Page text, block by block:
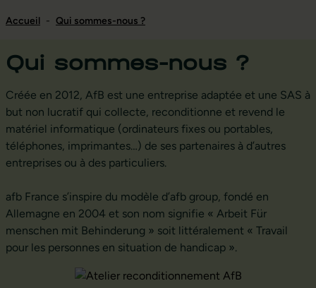
Accueil - Qui sommes-nous ?
Qui sommes-nous ?
Créée en 2012, AfB est une entreprise adaptée et une SAS à
but non lucratif qui collecte, reconditionne et revend le
matériel informatique (ordinateurs fixes ou portables,
téléphones, imprimantes…) de ses partenaires à d’autres
entreprises ou à des particuliers.
afb France s’inspire du modèle d’afb group, fondé en
Allemagne en 2004 et son nom signifie « Arbeit Für
menschen mit Behinderung » soit littéralement « Travail
pour les personnes en situation de handicap ».